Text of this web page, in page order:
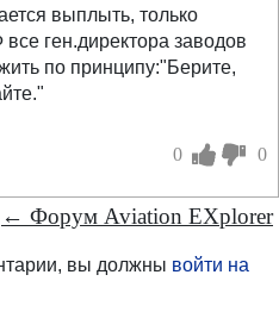
выплыть, только
ген.директора заводов
по принципу:"Берите,
0 0
← Форум Aviation EXplorer
вы должны войти на